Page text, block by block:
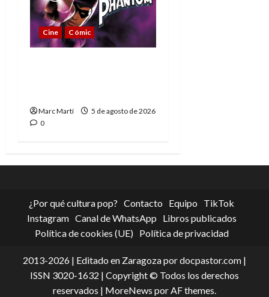
Cine Cómic
Marc Martí
5 de agosto de 2026
0
¿Por qué cultura pop? Contacto Equipo
TikTok
Instagram Canal de WhatsApp
Libros publicados
Política de cookies (UE)
Política de privacidad
2013-2026 | Editado en Zaragoza por docpastor.com |
ISSN 3020-1632 | Copyright © Todos los derechos
reservados | MoreNews por AF themes.